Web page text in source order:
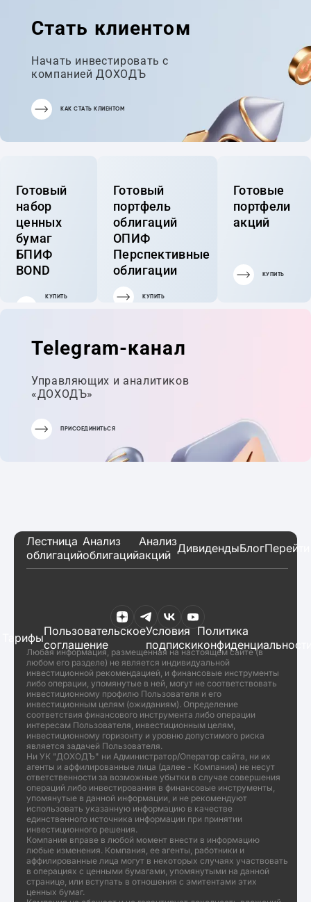
Стать клиентом
Начать инвестировать с
компанией ДОХОДЪ
КАК СТАТЬ КЛИЕНТОМ
Готовый
набор
ценных
бумаг
БПИФ
BOND
КУПИТЬ
Готовый
портфель
облигаций
ОПИФ
Перспективные
облигации
КУПИТЬ
Готовые
портфели
акций
КУПИТЬ
Telegram-канал
Управляющих и аналитиков
«ДОХОДЪ»
ПРИСОЕДИНИТЬСЯ
Лестница
облигаций
Анализ
облигаций
Анализ
акций ДивидендыБлог
ТарифыПользовательское
соглашение
Условия
подписки
Политика
Любая информация, размещенная на настоящем сайте (в
любом его разделе) не является индивидуальной
инвестиционной рекомендацией, и финансовые инструменты
либо операции, упомянутые в ней, могут не соответствовать
инвестиционному профилю Пользователя и его
инвестиционным целям (ожиданиям). Определение
соответствия финансового инструмента либо операции
интересам Пользователя, инвестиционным целям,
инвестиционному горизонту и уровню допустимого риска
является задачей Пользователя.
Ни УК "ДОХОДЪ" ни Администратор/Оператор сайта, ни их
агенты и аффилированные лица (далее - Компания) не несут
ответственности за возможные убытки в случае совершения
операций либо инвестирования в финансовые инструменты,
упомянутые в данной информации, и не рекомендуют
использовать указанную информацию в качестве
единственного источника информации при принятии
инвестиционного решения.
Компания вправе в любой момент внести в информацию
любые изменения. Компания, ее агенты, работники и
аффилированные лица могут в некоторых случаях участвовать
в операциях с ценными бумагами, упомянутыми на данной
странице, или вступать в отношения с эмитентами этих
ценных бумаг.